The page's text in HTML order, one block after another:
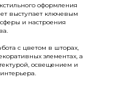
оформления
выступает ключевым
и настроения
с цветом в шторах,
элементах, а
освещением и